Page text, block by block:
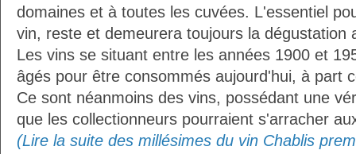
domaines et à toutes les cuvées. L'essentiel
vin, reste et demeurera toujours la dégustation
Les vins se situant entre les années 1900 et
âgés pour être consommés aujourd'hui, à part
Ce sont néanmoins des vins, possédant une
que les collectionneurs pourraient s'arracher
(Lire la suite des millésimes du vin Chablis